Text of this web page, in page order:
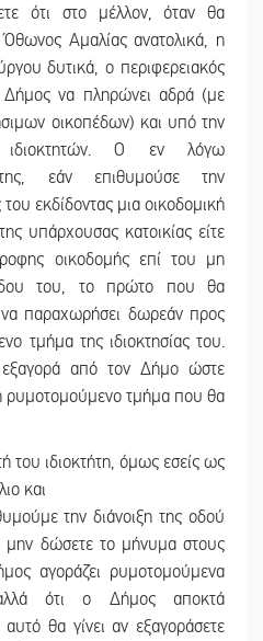
ότι στο μέλλον, όταν θα
Όθωνος Αμαλίας ανατολικά, η
δυτικά, ο περιφερειακός
να πληρώνει αδρά (με
οικοπέδων) και υπό την
Ο εν λόγω
εάν επιθυμούσε την
του εκδίδοντας μια οικοδομική
υπάρχουσας κατοικίας είτε
οικοδομής επί του μη
του, το πρώτο που θα
παραχωρήσει δωρεάν προς
τμήμα της ιδιοκτησίας του.
εξαγορά από τον Δήμο ώστε
ρυμοτομούμενο τμήμα που θα
του ιδιοκτήτη, όμως εσείς ως
και
την διάνοιξη της οδού
μην δώσετε το μήνυμα στους
αγοράζει ρυμοτομούμενα
αλλά ότι ο Δήμος αποκτά
αυτό θα γίνει αν εξαγοράσετε